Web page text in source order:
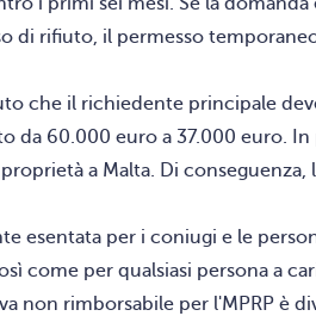
di rifiuto, il permesso
che il richiedente principale
da 60.000 euro a 37.000 euro.
a Malta. Di conseguenza,
esentata per i coniugi e le
come per qualsiasi persona a
non rimborsabile per l'MPRP è